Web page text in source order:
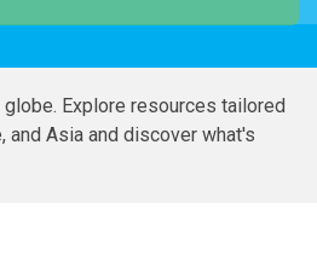
Explore resources tailored
and Asia and discover what's